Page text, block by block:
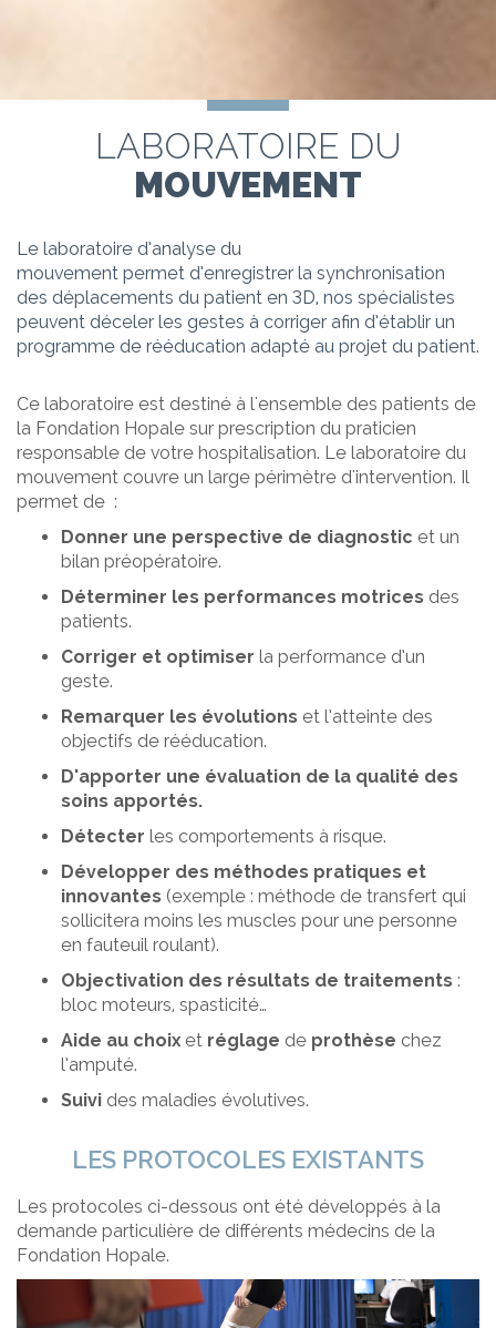
LABORATOIRE DU
MOUVEMENT
Le laboratoire d’analyse du
mouvement permet d’enregistrer la synchronisation
des déplacements du patient en 3D, nos spécialistes
peuvent déceler les gestes à corriger afin d’établir un
programme de rééducation adapté au projet du patient.
Ce laboratoire est destiné à l'ensemble des patients de
la Fondation Hopale sur prescription du praticien
responsable de votre hospitalisation. Le laboratoire du
mouvement couvre un large périmètre d'intervention. Il
permet de :
Donner une perspective de diagnostic et un
bilan préopératoire.
Déterminer les performances motrices des
patients.
Corriger et optimiser la performance d’un
geste.
Remarquer les évolutions et l’atteinte des
objectifs de rééducation.
D'apporter une évaluation de la qualité des
soins apportés.
Détecter les comportements à risque.
Développer des méthodes pratiques et
innovantes (exemple : méthode de transfert qui
sollicitera moins les muscles pour une personne
en fauteuil roulant).
Objectivation des résultats de traitements :
bloc moteurs, spasticité…
Aide au choix et réglage de prothèse chez
l’amputé.
Suivi des maladies évolutives.
LES PROTOCOLES EXISTANTS
Les protocoles ci-dessous ont été développés à la
demande particulière de différents médecins de la
Fondation Hopale.